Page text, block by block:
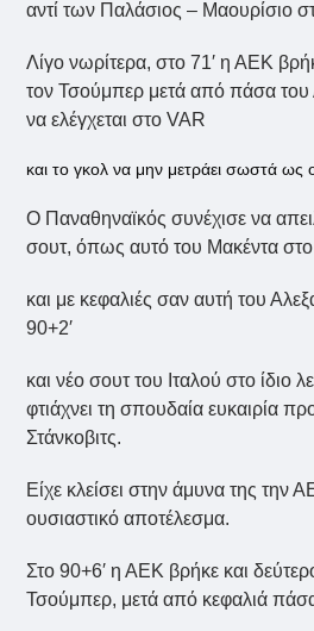
αντί των Παλάσιος – Μαουρίσιο
Λίγο νωρίτερα, στο 71′ η ΑΕΚ
τον Τσούμπερ μετά από πάσα
να ελέγχεται στο VAR
και το γκολ να μην μετράει σωστά ως
Ο Παναθηναϊκός συνέχισε να
σουτ, όπως αυτό του Μακέντα στο
και με κεφαλιές σαν αυτή του
90+2′
και νέο σουτ του Ιταλού στο ίδιο
φτιάχνει τη σπουδαία ευκαιρία
Στάνκοβιτς.
Είχε κλείσει στην άμυνα της την
ουσιαστικό αποτέλεσμα.
Στο 90+6′ η ΑΕΚ βρήκε και
Τσούμπερ, μετά από κεφαλιά